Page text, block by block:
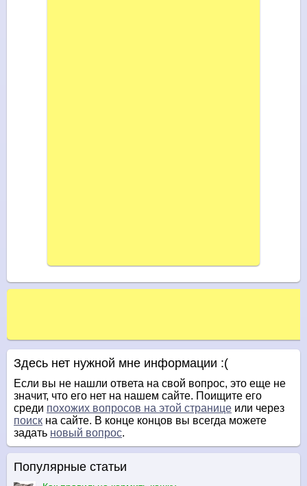
Здесь нет нужной мне информации :(
Если вы не нашли ответа на свой вопрос, это еще не
значит, что его нет на нашем сайте. Поищите его
среди похожих вопросов на этой странице или через
поиск на сайте. В конце концов вы всегда можете
задать новый вопрос.
Популярные статьи